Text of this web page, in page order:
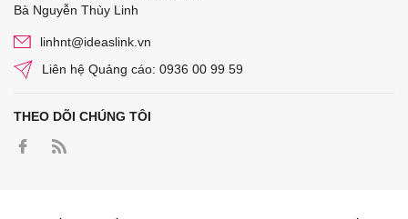
Bà Nguyễn Thùy Linh
linhnt@ideaslink.vn
Liên hệ Quảng cáo: 0936 00 99 59
THEO DÕI CHÚNG TÔI